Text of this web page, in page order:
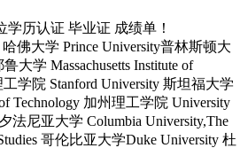
学历认证 毕业证 成绩单！
哈佛大学 Prince University普林斯顿大
大学 Massachusetts Institute of
学院 Stanford University 斯坦福大学
Technology 加州理工学院 University
法尼亚大学 Columbia University,The
哥伦比亚大学Duke University 杜